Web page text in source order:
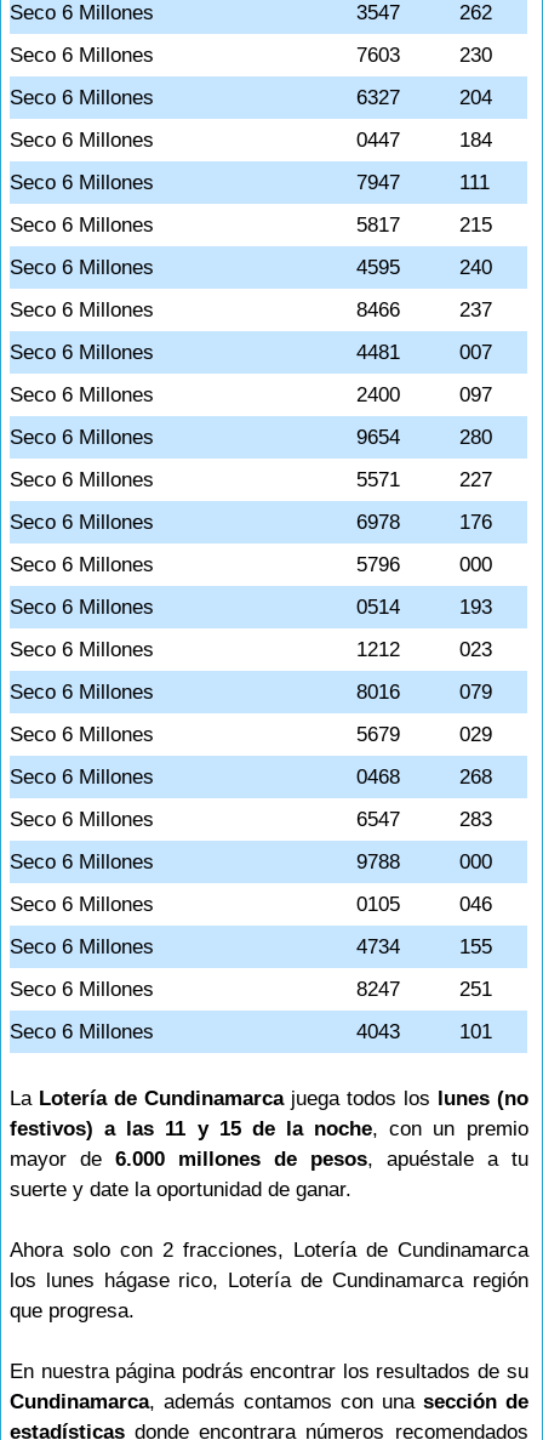
Seco 6 Millones
3547
262
Seco 6 Millones
7603
230
Seco 6 Millones
6327
204
Seco 6 Millones
0447
184
Seco 6 Millones
7947
111
Seco 6 Millones
5817
215
Seco 6 Millones
4595
240
Seco 6 Millones
8466
237
Seco 6 Millones
4481
007
Seco 6 Millones
2400
097
Seco 6 Millones
9654
280
Seco 6 Millones
5571
227
Seco 6 Millones
6978
176
Seco 6 Millones
5796
000
Seco 6 Millones
0514
193
Seco 6 Millones
1212
023
Seco 6 Millones
8016
079
Seco 6 Millones
5679
029
Seco 6 Millones
0468
268
Seco 6 Millones
6547
283
Seco 6 Millones
9788
000
Seco 6 Millones
0105
046
Seco 6 Millones
4734
155
Seco 6 Millones
8247
251
Seco 6 Millones
4043 101
La Lotería de Cundinamarcajuega todos los lunes (no
festivos) a las 11 y 15 de la noche, con un premio
mayor de 6.000 millones de pesos, apuéstale a tu
suerte y date la oportunidad de ganar.
Ahora solo con 2 fracciones, Lotería de Cundinamarca
los lunes hágase rico, Lotería de Cundinamarca región
que progresa.
En nuestra página podrás encontrar los resultados de su
Cundinamarca, además contamos con una sección de
estadísticas donde encontrara números recomendados